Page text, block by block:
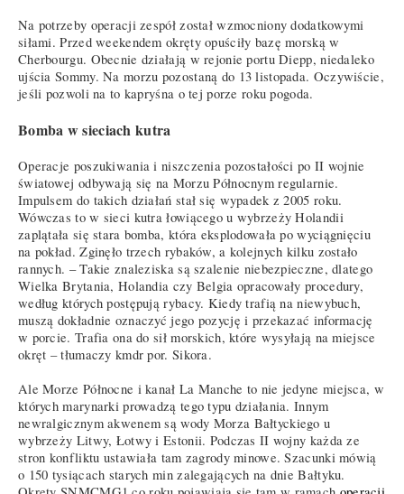
Na potrzeby operacji zespół został wzmocniony dodatkowymi
siłami. Przed weekendem okręty opuściły bazę morską w
Cherbourgu. Obecnie działają w rejonie portu Diepp, niedaleko
ujścia Sommy. Na morzu pozostaną do 13 listopada. Oczywiście,
jeśli pozwoli na to kapryśna o tej porze roku pogoda.
Bomba w sieciach kutra
Operacje poszukiwania i niszczenia pozostałości po II wojnie
światowej odbywają się na Morzu Północnym regularnie.
Impulsem do takich działań stał się wypadek z 2005 roku.
Wówczas to w sieci kutra łowiącego u wybrzeży Holandii
zaplątała się stara bomba, która eksplodowała po wyciągnięciu
na pokład. Zginęło trzech rybaków, a kolejnych kilku zostało
rannych. – Takie znaleziska są szalenie niebezpieczne, dlatego
Wielka Brytania, Holandia czy Belgia opracowały procedury,
według których postępują rybacy. Kiedy trafią na niewybuch,
muszą dokładnie oznaczyć jego pozycję i przekazać informację
w porcie. Trafia ona do sił morskich, które wysyłają na miejsce
okręt – tłumaczy kmdr por. Sikora.
Ale Morze Północne i kanał La Manche to nie jedyne miejsca, w
których marynarki prowadzą tego typu działania. Innym
newralgicznym akwenem są wody Morza Bałtyckiego u
wybrzeży Litwy, Łotwy i Estonii. Podczas II wojny każda ze
stron konfliktu ustawiała tam zagrody minowe. Szacunki mówią
o 150 tysiącach starych min zalegających na dnie Bałtyku.